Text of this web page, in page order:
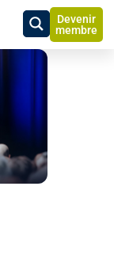
Devenir
membre